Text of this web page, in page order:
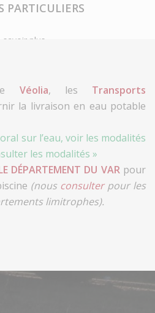
PARTICULIERS
savoir plus
Véolia, les Transports
la livraison en eau potable
sur l’eau, voir les modalités
les modalités »
DÉPARTEMENT DU VARpour
(nous consulterpour les
limitrophes).